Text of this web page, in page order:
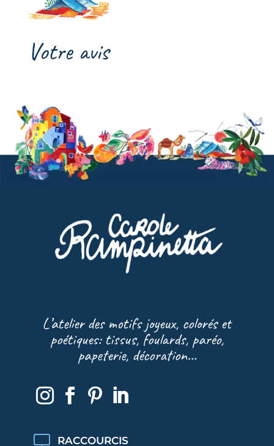
Votre avis
L’atelier des motifs joyeux, colorés et
poétiques: tissus, foulards, paréo,
papeterie, décoration…
RACCOURCIS